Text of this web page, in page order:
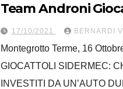
Team Androni
: I Corridori Luca
Ravanelli investiti
da un
17/10/2021 BERNARDI
Montegrotto Terme, 16
GIOCATTOLI SIDERMEC:
INVESTITI DA UN’AUTO